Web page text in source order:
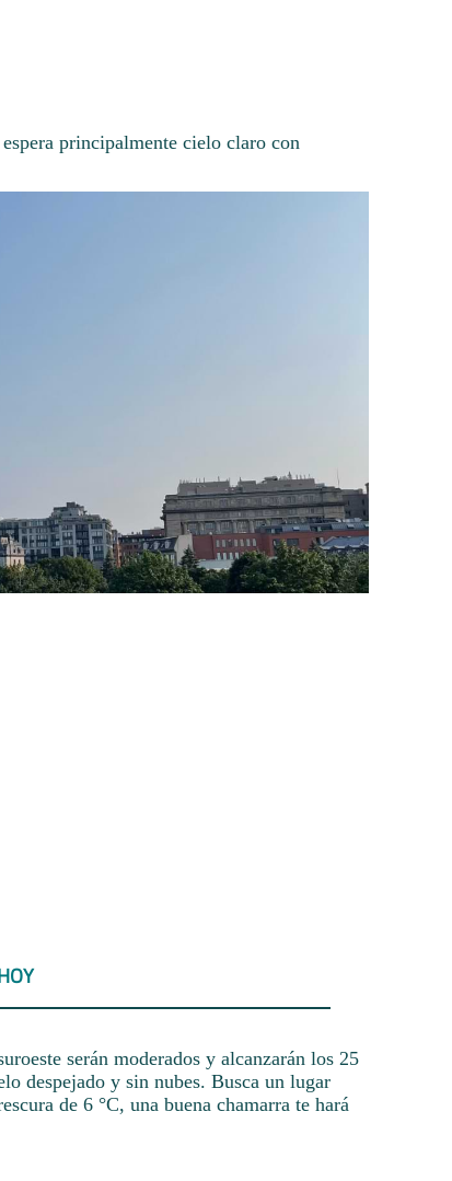
principalmente cielo claro con
serán moderados y alcanzarán los 25
despejado y sin nubes. Busca un lugar
de 6 °C, una buena chamarra te hará